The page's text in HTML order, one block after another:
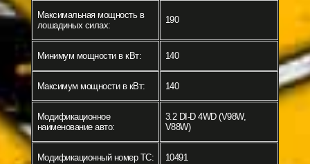
Максимальная мощность в
лошадиных силах:
190
Минимум мощности в кВт: 140
Максимум мощности в кВт: 140
Модификационное
наименование авто:
3.2 DI-D 4WD (V98W,
V88W)
Модификационный номер ТС: 10491